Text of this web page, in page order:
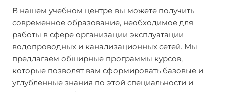
В нашем учебном центре вы можете получить
современное образование, необходимое для
работы в сфере организации эксплуатации
водопроводных и канализационных сетей. Мы
предлагаем обширные программы курсов,
которые позволят вам сформировать базовые и
углубленные знания по этой специальности и